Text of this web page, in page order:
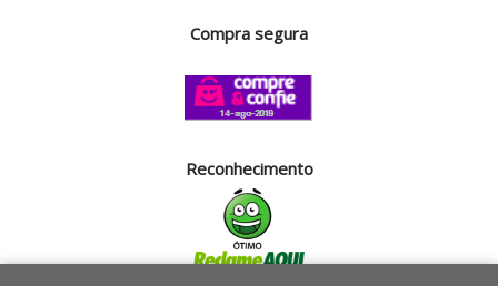
Compra segura
Reconhecimento